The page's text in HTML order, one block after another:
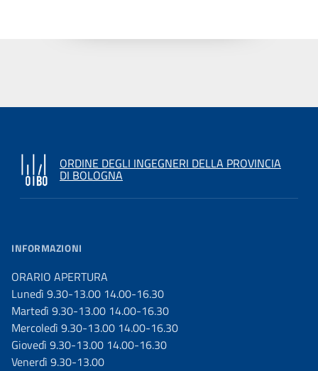
ORDINE DEGLI INGEGNERI DELLA PROVINCIA
DI BOLOGNA
INFORMAZIONI
ORARIO APERTURA
Lunedì 9.30-13.00 14.00-16.30
Martedì 9.30-13.00 14.00-16.30
Mercoledì 9.30-13.00 14.00-16.30
Giovedì 9.30-13.00 14.00-16.30
Venerdì 9.30-13.00